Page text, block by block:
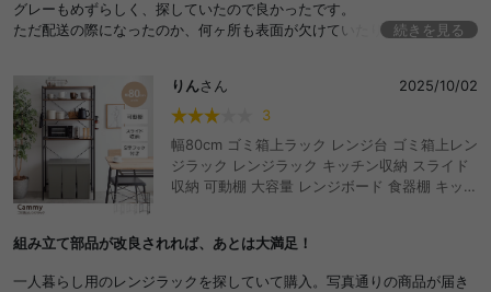
グレーもめずらしく、探していたので良かったです。
ただ配送の際になったのか、何ヶ所も表面が欠けていたり変形していた
すごく目立つ位置で悲しかったです。
続きを見る
りんさん
2025/10/02
3
幅80cm ゴミ箱上ラック レンジ台 ゴミ箱上レン
ジラック レンジラック キッチン収納 スライド
収納 可動棚 大容量 レンジボード 食器棚 キッチ
イプ ゴミ箱 ごみ箱 キッチン ラック 収納ラック
組み立て部品が改良されれば、あとは大満足！
一人暮らし用のレンジラックを探していて購入。写真通りの商品が届き